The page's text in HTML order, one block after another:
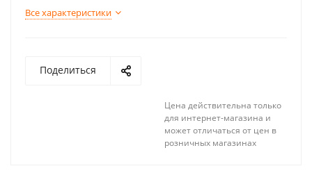
Все характеристики
Поделиться
Цена действительна только
для интернет-магазина и
может отличаться от цен в
розничных магазинах